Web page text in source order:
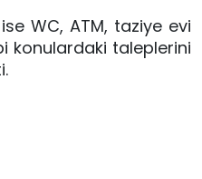
WC, ATM, taziye evi
konulardaki taleplerini